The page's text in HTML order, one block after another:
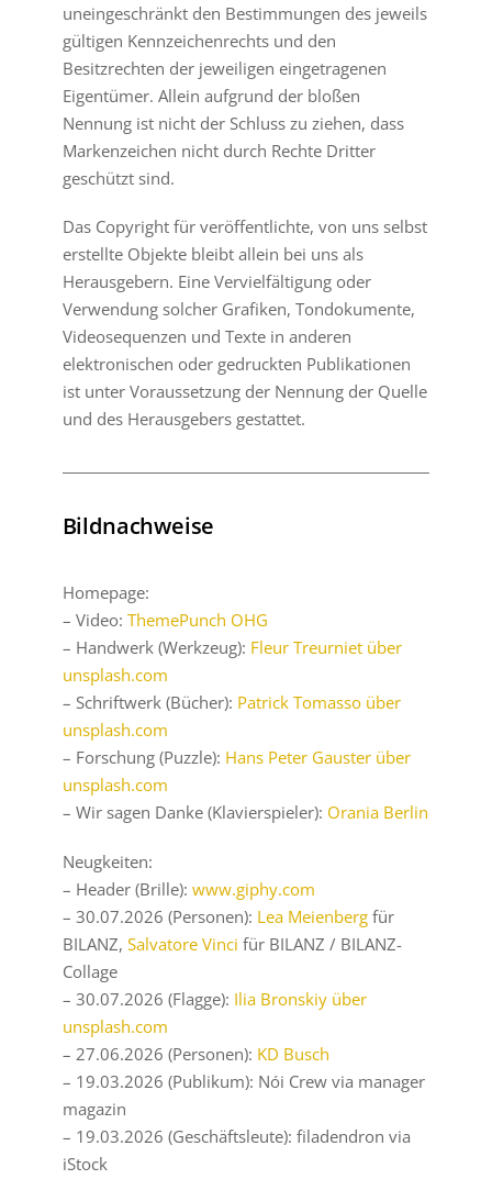
uneingeschränkt den Bestimmungen des jeweils
gültigen Kennzeichenrechts und den
Besitzrechten der jeweiligen eingetragenen
Eigentümer. Allein aufgrund der bloßen
Nennung ist nicht der Schluss zu ziehen, dass
Markenzeichen nicht durch Rechte Dritter
geschützt sind.
Das Copyright für veröffentlichte, von uns selbst
erstellte Objekte bleibt allein bei uns als
Herausgebern. Eine Vervielfältigung oder
Verwendung solcher Grafiken, Tondokumente,
Videosequenzen und Texte in anderen
elektronischen oder gedruckten Publikationen
ist unter Voraussetzung der Nennung der Quelle
und des Herausgebers gestattet.
Bildnachweise
Homepage:
– Video: ThemePunch OHG
– Handwerk (Werkzeug): Fleur Treurniet über
unsplash.com
– Schriftwerk (Bücher): Patrick Tomasso über
unsplash.com
– Forschung (Puzzle): Hans Peter Gauster über
unsplash.com
– Wir sagen Danke (Klavierspieler): Orania Berlin
Neugkeiten:
– Header (Brille): www.giphy.com
– 30.07.2026 (Personen): Lea Meienbergfür
BILANZ, Salvatore Vinci für BILANZ / BILANZ-
Collage
– 30.07.2026 (Flagge): Ilia Bronskiy über
unsplash.com
– 27.06.2026 (Personen): KD Busch
– 19.03.2026 (Publikum): Nói Crew via manager
magazin
– 19.03.2026 (Geschäftsleute): filadendron via
iStock